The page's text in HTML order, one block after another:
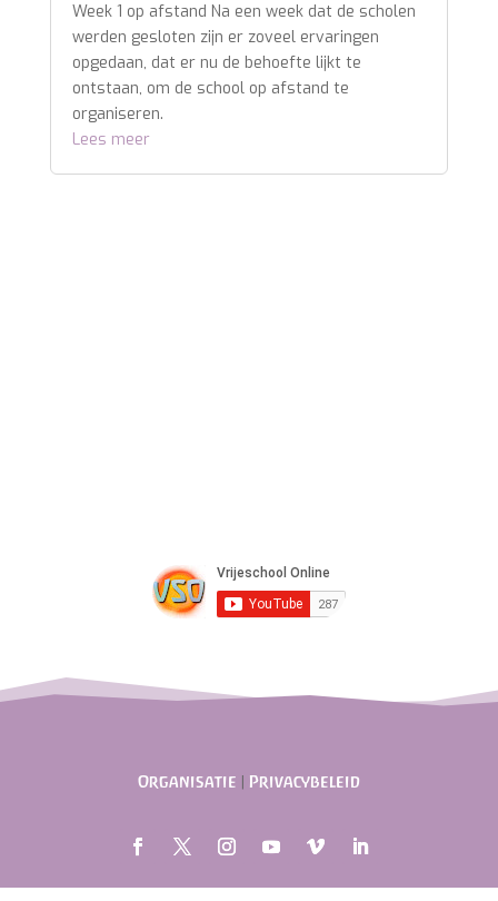
Week 1 op afstand Na een week dat de scholen
werden gesloten zijn er zoveel ervaringen
opgedaan, dat er nu de behoefte lijkt te
ontstaan, om de school op afstand te
organiseren.
Lees meer
Organisatie Privacybeleid